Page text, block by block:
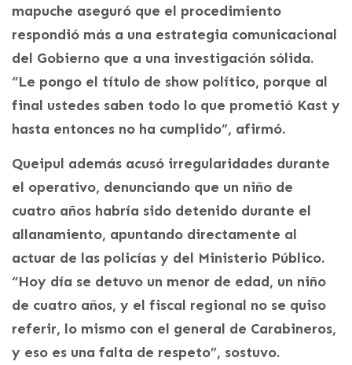
mapuche aseguró que el procedimiento
respondió más a una estrategia comunicacional
del Gobierno que a una investigación sólida.
“Le pongo el título de show político, porque al
final ustedes saben todo lo que prometió Kast y
hasta entonces no ha cumplido”, afirmó.
Queipul además acusó irregularidades durante
el operativo, denunciando que un niño de
cuatro años habría sido detenido durante el
allanamiento, apuntando directamente al
actuar de las policías y del Ministerio Público.
“Hoy día se detuvo un menor de edad, un niño
de cuatro años, y el fiscal regional no se quiso
referir, lo mismo con el general de Carabineros,
y eso es una falta de respeto”, sostuvo.